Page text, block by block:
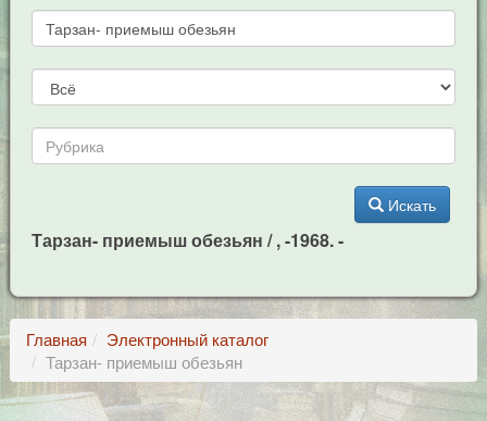
Искать
Тарзан- приемыш обезьян / , -1968. -
Главная
Электронный каталог
Тарзан- приемыш обезьян